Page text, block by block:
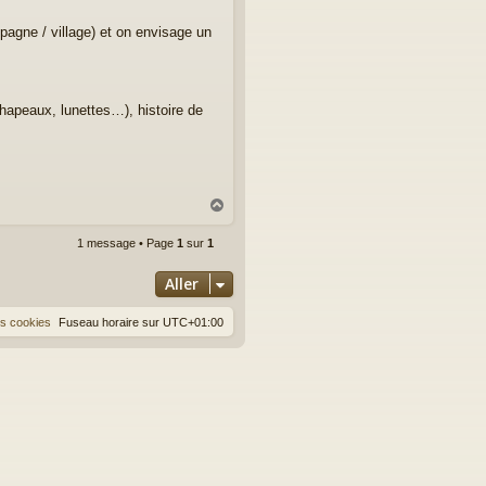
/ village) et on envisage un
lunettes…), histoire de
1 message • Page 1 sur 1
Aller
Fuseau horaire sur UTC+01:00
cookies